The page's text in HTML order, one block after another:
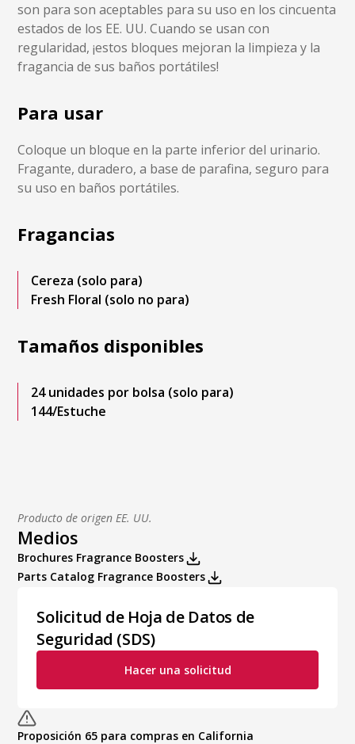
son para son aceptables para su uso en los cincuenta
estados de los EE. UU. Cuando se usan con
regularidad, ¡estos bloques mejoran la limpieza y la
fragancia de sus baños portátiles!
Para usar
Coloque un bloque en la parte inferior del urinario.
Fragante, duradero, a base de parafina, seguro para
su uso en baños portátiles.
Fragancias
Cereza (solo para)
Fresh Floral (solo no para)
Tamaños disponibles
24 unidades por bolsa (solo para)
144/Estuche
Producto de origen EE. UU.
Medios
Brochures Fragrance Boosters
Parts Catalog Fragrance Boosters
Solicitud de Hoja de Datos de
Seguridad (SDS)
Hacer una solicitud
Proposición 65 para compras en California